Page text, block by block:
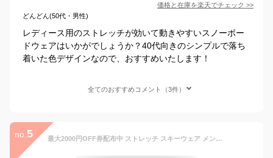
価格と在庫を楽天でチェック >>
どんどん(50代・男性)
レディース用のストレッチが効いて動きやすいスノーボー
ドウェアはいかがでしょうか？40代向きのシンプルで落ち
着いた色デザインなので、おすすめいたします！
全てのおすすめコメント（3件）
no. 5 最大2000円OFF券配布中 ストレッチ スキーウェア メンズ レディース 上下セット スキーウエア 雪遊び スノーウェア マウンテン ジャケット パンツ ウェア ウエア 激安 スノーボードウェア スノボーウェア スノボウェア ボードウェア も取り扱い POSKI-129NW